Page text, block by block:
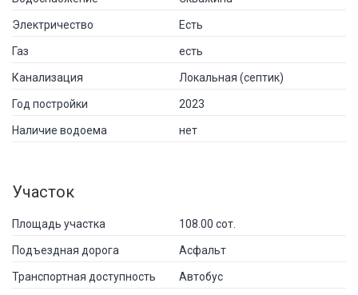
Электричество Есть
Газ есть
Канализация Локальная (септик)
Год постройки 2023
Наличие водоема нет
Участок
Площадь участка 108.00 сот.
Подъездная дорога Асфальт
Транспортная доступность Автобус